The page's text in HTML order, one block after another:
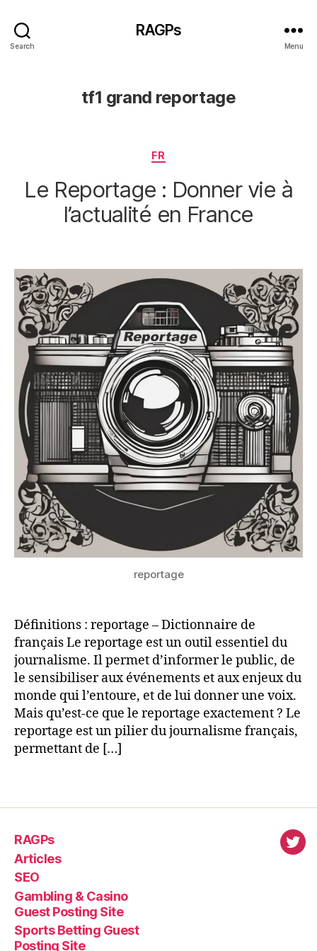
Search
RAGPs
Menu
tf1 grand reportage
Categories
FR
Le Reportage : Donner vie à
l’actualité en France
reportage
Définitions : reportage – Dictionnaire de
français Le reportage est un outil essentiel du
journalisme. Il permet d’informer le public, de
le sensibiliser aux événements et aux enjeux du
monde qui l’entoure, et de lui donner une voix.
Mais qu’est-ce que le reportage exactement ? Le
reportage est un pilier du journalisme français,
permettant de […]
RAGPs
Articles
SEO
Gambling & Casino
Guest Posting Site
Sports Betting Guest
Posting Site